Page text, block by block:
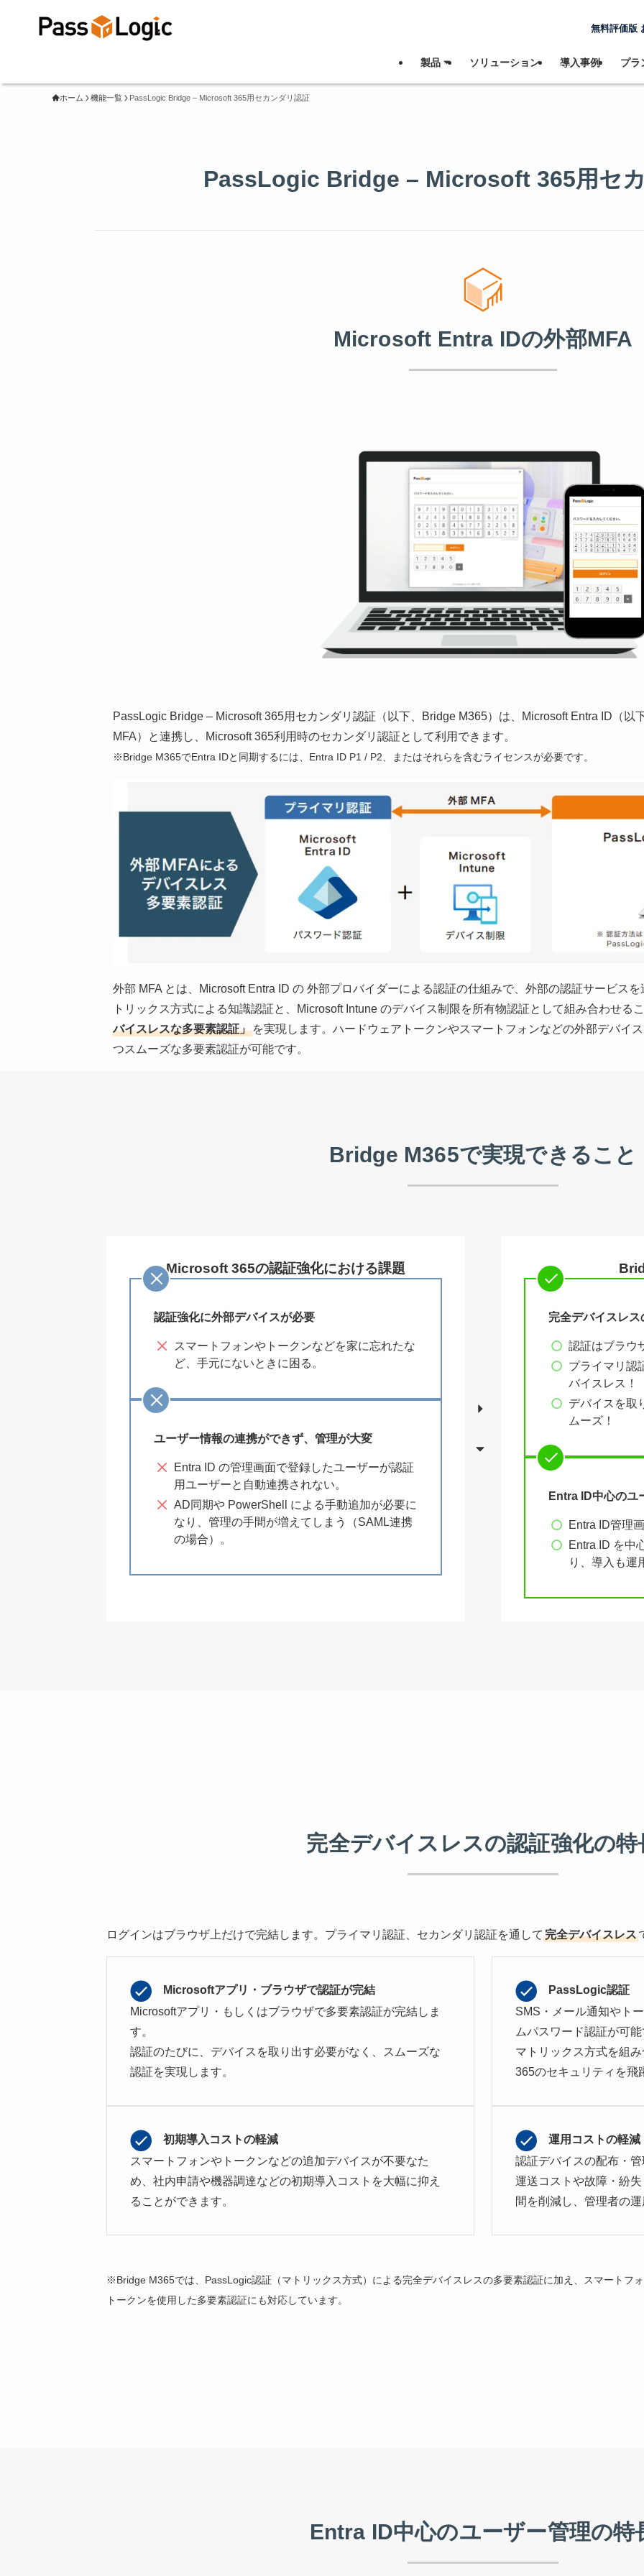
無料評価版
製品 ⏷ ソリューション 導入事例 プラ
ホーム 機能一覧 PassLogic Bridge – Microsoft 365用セカンダリ認証
PassLogic Bridge – Microsoft 365用セ
Microsoft Entra IDの外部MFA
PassLogic Bridge – Microsoft 365用セカンダリ認証（以下、Bridge M365）は、Microsoft Entra ID（以
MFA）と連携し、Microsoft 365利用時のセカンダリ認証として利用できます。
※Bridge M365でEntra IDと同期するには、Entra ID P1 / P2、またはそれらを含むライセンスが必要です。
外部 MFA とは、Microsoft Entra ID の 外部プロバイダーによる認証の仕組みで、外部の認証サービス
トリックス方式による知識認証と、Microsoft Intune のデバイス制限を所有物認証として組み合わせる
バイスレスな多要素認証」 を実現します。ハードウェアトークンやスマートフォンなどの外部デバイ
つスムーズな多要素認証が可能です。
Bridge M365で実現できること
Microsoft 365の認証強化における課題
認証強化に外部デバイスが必要
スマートフォンやトークンなどを家に忘れたな
ど、手元にないときに困る。
ユーザー情報の連携ができず、管理が大変
Entra ID の管理画面で登録したユーザーが認証
用ユーザーと自動連携されない。
AD同期や PowerShell による手動追加が必要に
なり、管理の手間が増えてしまう（SAML連携
の場合）。
完全デバイスレ
認証はブラウ
プライマリ認
バイスレス！
デバイスを取
ムーズ！
Entra ID中心のユ
Entra ID管理
Entra ID を中
り、導入も運
完全デバイスレスの認証強化の特
ログインはブラウザ上だけで完結します。プライマリ認証、セカンダリ認証を通して 完全デバイスレス
Microsoftアプリ・ブラウザで認証が完結
Microsoftアプリ・もしくはブラウザで多要素認証が完結しま
す。
認証のたびに、デバイスを取り出す必要がなく、スムーズな
認証を実現します。
PassLogic認証
SMS・メール通知やト
ムパスワード認証が可
マトリックス方式を組
365のセキュリティを飛
初期導入コストの軽減
スマートフォンやトークンなどの追加デバイスが不要なた
め、社内申請や機器調達などの初期導入コストを大幅に抑え
ることができます。
運用コストの軽減
認証デバイスの配布・
運送コストや故障・紛
間を削減し、管理者の
※Bridge M365では、PassLogic認証（マトリックス方式）による完全デバイスレスの多要素認証に加え、スマートフ
トークンを使用した多要素認証にも対応しています。
Entra ID中心のユーザー管理の特